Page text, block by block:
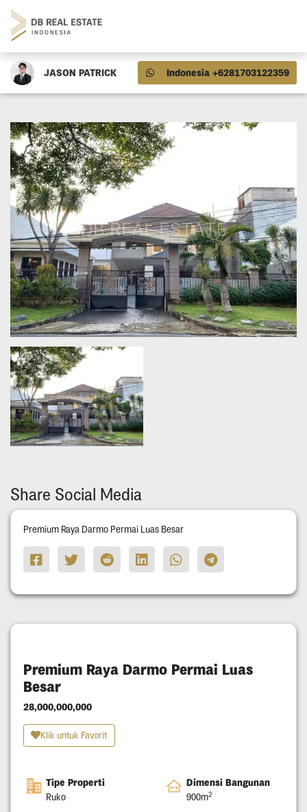
JASON PATRICK Indonesia +6281703122359
Share Social Media
Premium Raya Darmo Permai Luas Besar
Premium Raya Darmo Permai Luas
Besar
28,000,000,000
Klik untuk Favorit
Tipe Properti
Ruko
Dimensi Bangunan
900m2